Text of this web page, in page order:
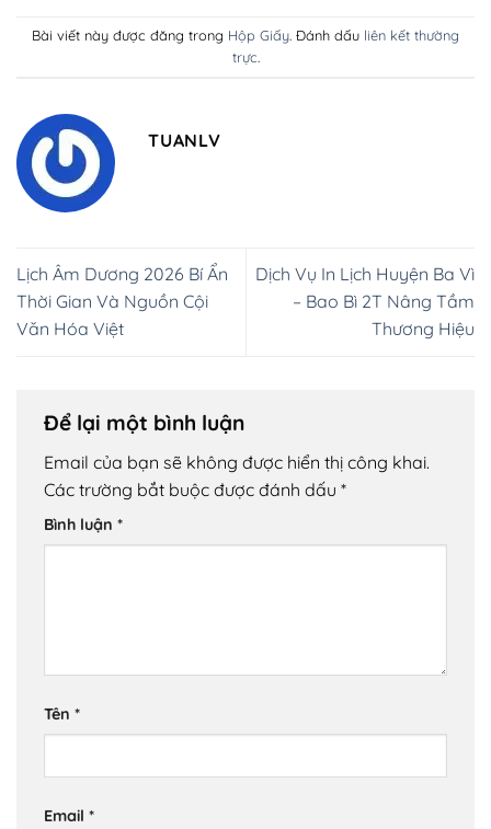
Bài viết này được đăng trong Hộp Giấy. Đánh dấu liên kết thường
trực.
TUANLV
Lịch Âm Dương 2026 Bí Ẩn
Thời Gian Và Nguồn Cội
Văn Hóa Việt
Dịch Vụ In Lịch Huyện Ba Vì
– Bao Bì 2T Nâng Tầm
Thương Hiệu
Để lại một bình luận
Email của bạn sẽ không được hiển thị công khai.
Các trường bắt buộc được đánh dấu *
Bình luận *
Tên *
Email *